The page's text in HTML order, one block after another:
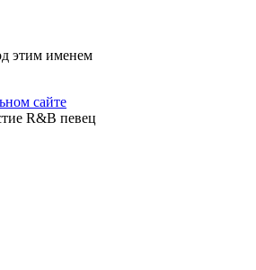
этим именем
сайте
R&B певец